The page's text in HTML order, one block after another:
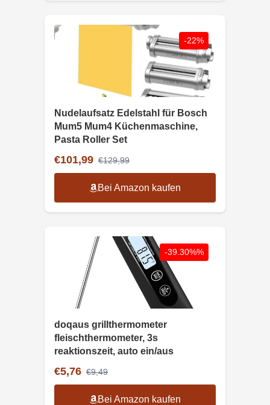
-22%
Nudelaufsatz Edelstahl für Bosch
Mum5 Mum4 Küchenmaschine,
Pasta Roller Set
€101,99 €129,99
Bei Amazon kaufen
-39.30%%
doqaus grillthermometer
fleischthermometer, 3s
reaktionszeit, auto ein/aus
€5,76 €9,49
Bei Amazon kaufen